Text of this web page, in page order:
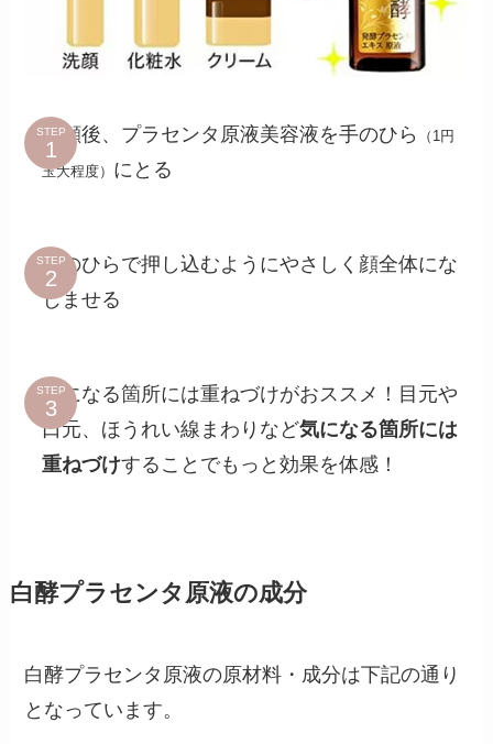
STEP
洗顔後、プラセンタ原液美容液を手のひら （1円
玉大程度） にとる
STEP
手のひらで押し込むようにやさしく顔全体にな
じませる
STEP
気になる箇所には重ねづけがおススメ！目元や
口元、ほうれい線まわりなど気になる箇所には
重ねづけすることでもっと効果を体感！
白酵プラセンタ原液の成分
白酵プラセンタ原液の原材料・成分は下記の通り
となっています。